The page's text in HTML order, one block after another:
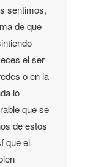
sentimos,
de que
el ser
o en la
lo
que se
de estos
que el